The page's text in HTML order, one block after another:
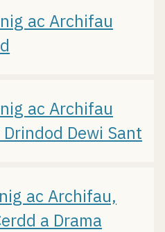
ac Archifau
ac Archifau
Dewi Sant
ac Archifau,
a Drama